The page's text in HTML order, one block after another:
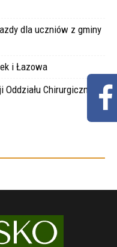
dla uczniów z gminy
i Łazowa
Chirurgicznego